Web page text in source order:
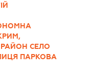
СЕЛО
ПАРКОВА